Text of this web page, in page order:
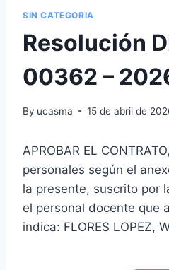
SIN CATEGORIA
Resolución
00362 –
By ucasma 15 de abril de
APROBAR EL
personales según el
la presente, suscrito por
el personal docente que
indica: FLORES LOPEZ,